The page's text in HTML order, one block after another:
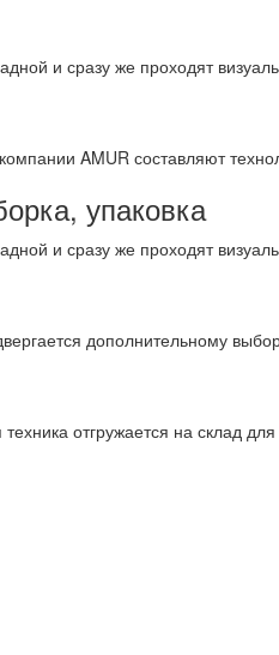
и сразу же проходят
AMUR составляют
упаковка
и сразу же проходят
дополнительному
отгружается на склад